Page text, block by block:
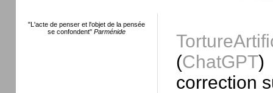
"L'acte de penser et l'objet de la pensée
se confondent" Parménide
(ChatGPT)
correction